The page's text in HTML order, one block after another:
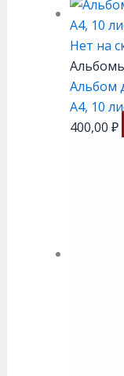
Нет на
Альбом
А4, 10
400,00 ₽